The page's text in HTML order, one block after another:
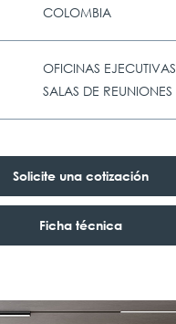
COLOMBIA
OFICINAS EJECUTIVAS
SALAS DE REUNIONES
Solicite una cotización
Ficha técnica